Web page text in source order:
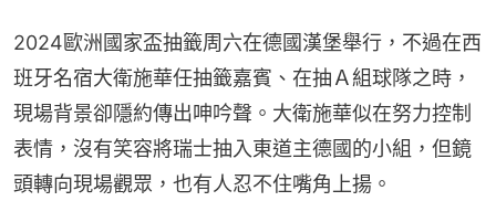
2024歐洲國家盃抽籤周六在德國漢堡舉行，不過在西
班牙名宿大衛施華任抽籤嘉賓、在抽Ａ組球隊之時，
現場背景卻隱約傳出呻吟聲。大衛施華似在努力控制
表情，沒有笑容將瑞士抽入東道主德國的小組，但鏡
頭轉向現場觀眾，也有人忍不住嘴角上揚。